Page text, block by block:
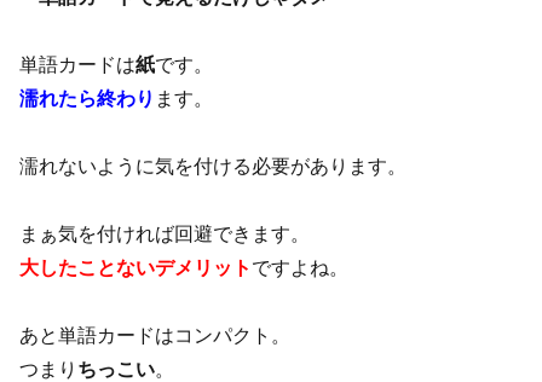
単語カードは紙です。
濡れたら終わり ます。
濡れないように気を付ける必要があります。
まぁ気を付ければ回避できます。
大したことないデメリット ですよね。
あと単語カードはコンパクト。
つまり ちっこい。